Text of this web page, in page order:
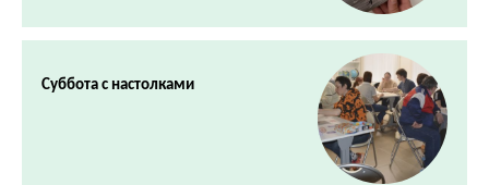
Суббота с настолками